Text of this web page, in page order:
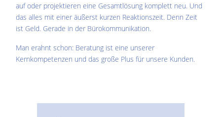
auf oder projektieren eine Gesamtlösung komplett neu. Und
das alles mit einer äußerst kurzen Reaktionszeit. Denn Zeit
ist Geld. Gerade in der Bürokommunikation.
Man erahnt schon: Beratung ist eine unserer
Kernkompetenzen und das große Plus für unsere Kunden.